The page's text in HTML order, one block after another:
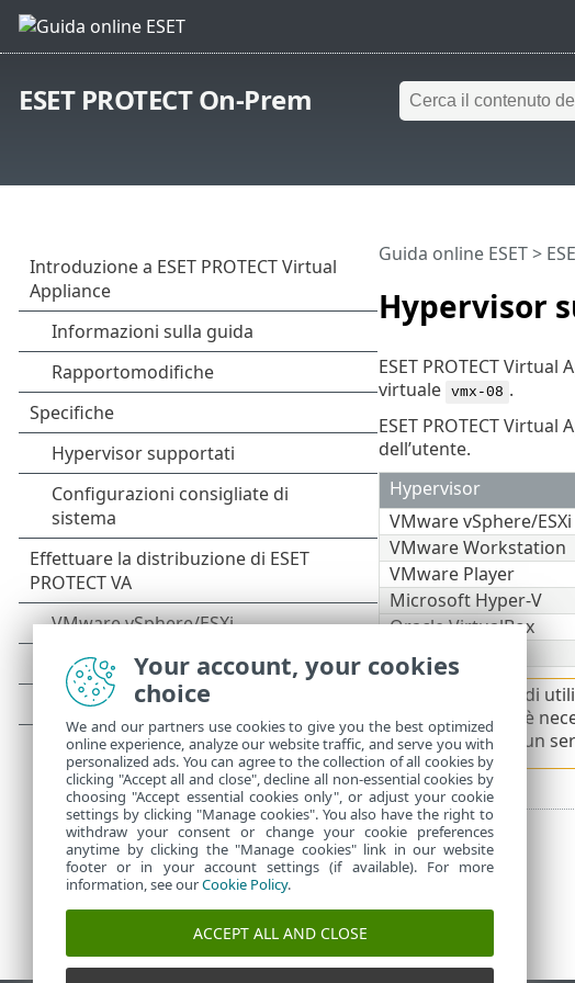
ESET PROTECT On-Prem
Hypervisor
Guida online ESET>
ESET PROTECT Virtual
virtuale vmx-08 .
ESET PROTECT
dell’utente.
Hypervisor
VMware vSphere/ESXi
VMware Workstation
VMware Player
Microsoft Hyper-V
Oracle VirtualBox
Citrix
Si consiglia di
indirizzo IP è
disponibile un
Your account, your cookies
choice
We and our partners use cookies to give you the best optimized
online experience, analyze our website traffic, and serve you with
personalized ads. You can agree to the collection of all cookies by
clicking "Accept all and close", decline all non-essential cookies by
choosing "Accept essential cookies only", or adjust your cookie
settings by clicking "Manage cookies". You also have the right to
withdraw your consent or change your cookie preferences
anytime by clicking the "Manage cookies" link in our website
footer or in your account settings (if available). For more
information, see ourCookie Policy.
ACCEPT ALL AND CLOSE